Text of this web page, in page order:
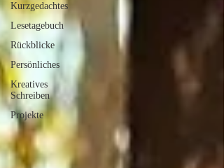
Kurzgedachtes
Lesetagebuch
Rückblicke
Persönliches
Kreatives
Schreiben
Projekte